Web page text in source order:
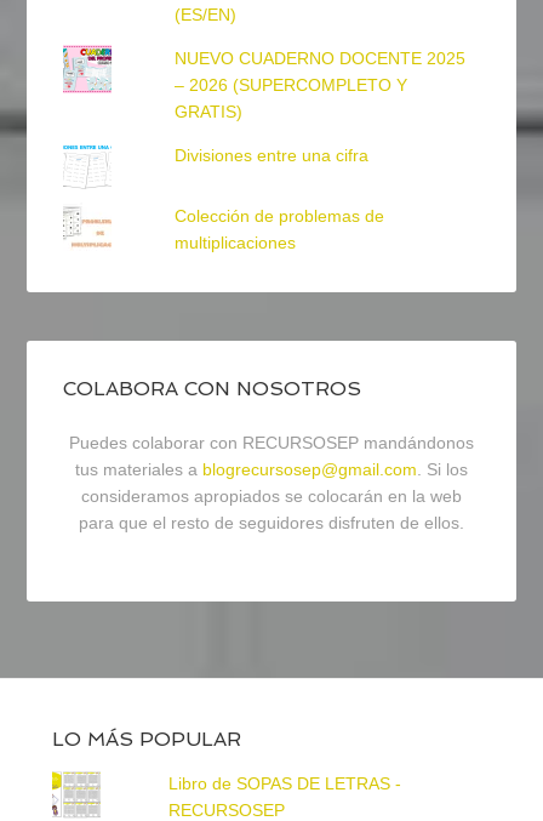
(ES/EN)
NUEVO CUADERNO DOCENTE 2025
– 2026 (SUPERCOMPLETO Y
GRATIS)
Divisiones entre una cifra
Colección de problemas de
multiplicaciones
COLABORA CON NOSOTROS
Puedes colaborar con RECURSOSEP mandándonos
tus materiales a blogrecursosep@gmail.com. Si los
consideramos apropiados se colocarán en la web
para que el resto de seguidores disfruten de ellos.
LO MÁS POPULAR
Libro de SOPAS DE LETRAS -
RECURSOSEP